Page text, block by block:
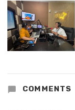
COMMENTS